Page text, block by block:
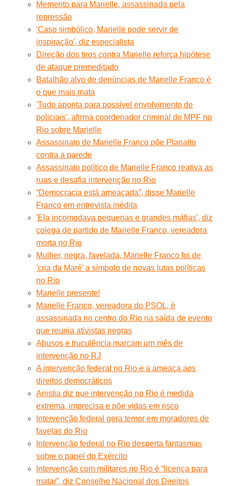
Memento para Marielle, assassinada pela
repressão
'Caso simbólico, Marielle pode servir de
inspiração', diz especialista
Direção dos tiros contra Marielle reforça hipótese
de ataque premeditado
Batalhão alvo de denúncias de Marielle Franco é
o que mais mata
'Tudo aponta para possível envolvimento de
policiais', afirma coordenador criminal do MPF no
Rio sobre Marielle
Assassinato de Marielle Franco põe Planalto
contra a parede
Assassinato político de Marielle Franco reativa as
ruas e desafia intervenção no Rio
“Democracia está ameaçada”, disse Marielle
Franco em entrevista inédita
'Ela incomodava pequenas e grandes máfias', diz
colega de partido de Marielle Franco, vereadora
morta no Rio
Mulher, negra, favelada, Marielle Franco foi de
'cria da Maré' a símbolo de novas lutas políticas
no Rio
Marielle presente!
Marielle Franco, vereadora do PSOL, é
assassinada no centro do Rio na saída de evento
que reunia ativistas negras
Abusos e truculência marcam um mês de
intervenção no RJ
A intervenção federal no Rio e a ameaça aos
direitos democráticos
Anistia diz que intervenção no Rio é medida
extrema, imprecisa e põe vidas em risco
Intervenção federal gera temor em moradores de
favelas do Rio
Intervenção federal no Rio desperta fantasmas
sobre o papel do Exército
Intervenção com militares no Rio é “licença para
matar”, diz Conselho Nacional dos Direitos